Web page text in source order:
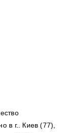
в г.. Киев (77),